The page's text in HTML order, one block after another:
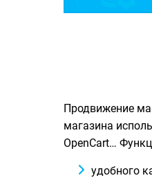
Продвижение
магазина
OpenCart…
удобного